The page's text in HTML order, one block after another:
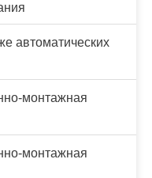
автоматических
монтажная
монтажная